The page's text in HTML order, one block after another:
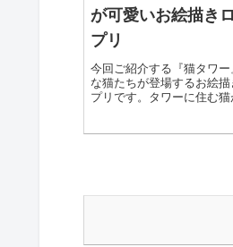
が可愛いお絵描き
プリ
今回ご紹介する『猫タワ
な猫たちが登場するお絵
プリです。タワーに住む猫
クの問題で遊ぶことがで